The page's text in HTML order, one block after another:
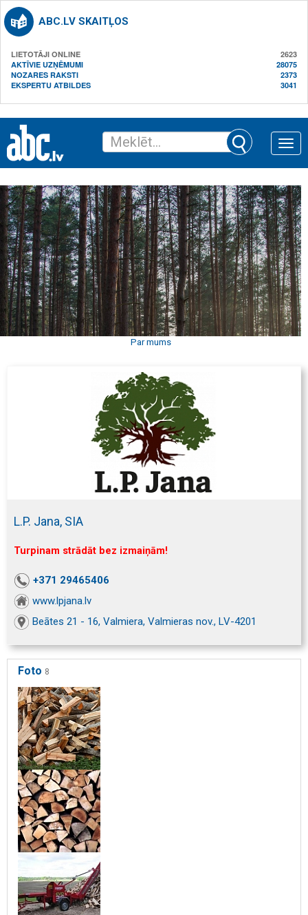
ABC.LV SKAITĻOS
LIETOTĀJI ONLINE
2623
AKTĪVIE UZŅĒMUMI
28075
NOZARES RAKSTI
2373
EKSPERTU ATBILDES
3041
Toggle
Par mums
L.P. Jana, SIA
Turpinam strādāt bez izmaiņām!
+371 29465406
www.lpjana.lv
Beātes 21 - 16, Valmiera, Valmieras nov., LV-4201
Foto 8